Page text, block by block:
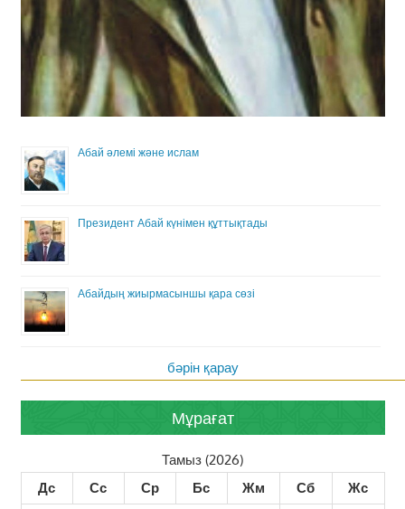
Абай әлемі және ислам
Президент Абай күнімен құттықтады
Абайдың жиырмасыншы қара сөзі
бәрін қарау
Мұрағат
Тамыз (2026)
Дс
Сс Ср Бс Жм Сб
Жс